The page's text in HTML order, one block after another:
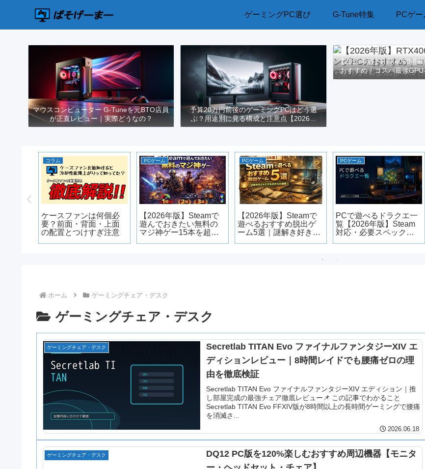
ゲーミングPC選び G-Tune特集 PCゲー
マウスコンピューター G-Tuneを元BTO店員
が正直レビュー｜実際どうなの？
予算20万円前後のゲーミングPCはどう選
ぶ？用途別に見る構成と注意点【2026年
版】
【2026年版】RTX4060搭
おすすめ｜コスパ最強
解説
コラム
ケースファンは何個必
要？前面・背面・上面
の配置とつけすぎ注意
PCゲーム
【2026年版】Steamで
遊んでおきたい無料の
マジ神ゲー15本を超厳
PCゲーム
【2026年版】Steamで
遊べるおすすめ脱出ゲ
ーム5選｜謎解き好きが
PCゲーム
PCで遊べるドラクエ一
覧【2026年版】Steam
対応・必要スペック・
ホーム ゲーミングチェア・デスク
ゲーミングチェア・デスク
ゲーミングチェア・デスク
Secretlab TITAN Evo ファイナルファンタジーXIV エ
ディションレビュー｜8時間レイドでも腰痛ゼロの理
由を徹底検証
Secretlab TITAN Evo ファイナルファンタジーXIV エディション｜推
し部屋完成の最強チェア徹底レビュー📌 この記事でわかること
Secretlab TITAN Evo FFXIV版が8時間以上の長時間ゲーミングで腰痛
を消滅さ...
2026.06.18
ゲーミングチェア・デスク
DQ12 PC版を120%楽しむおすすめ周辺機器【モニタ